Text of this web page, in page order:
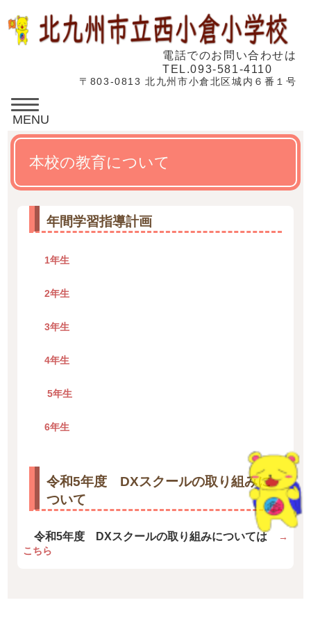
電話でのお問い合わせは
TEL.093-581-4110
〒803-0813 北九州市小倉北区城内６番１号
MENU
本校の教育について
年間学習指導計画
1年生
2年生
3年生
4年生
5年生
6年生
令和5年度 DXスクールの取り組みに
ついて
令和5年度 DXスクールの取り組みについては
→
こちら